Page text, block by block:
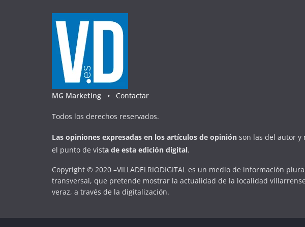
MG Marketing • Contactar
Todos los derechos reservados.
Las opiniones expresadas en los artículos de opinión son las del autor y
el punto de vista de esta edición digital.
Copyright © 2020 –VILLADELRIODIGITAL es un medio de información
transversal, que pretende mostrar la actualidad de la localidad
veraz, a través de la digitalización.